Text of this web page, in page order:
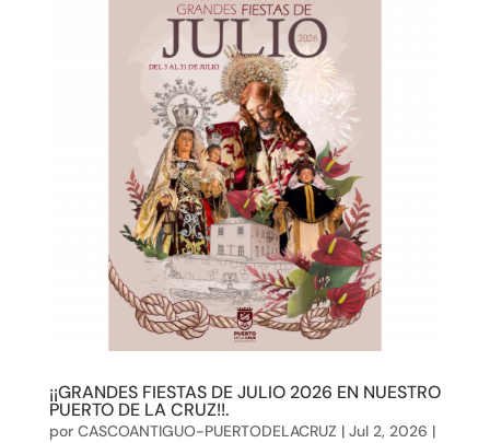
¡¡GRANDES FIESTAS DE JULIO 2026 EN NUESTRO
PUERTO DE LA CRUZ!!.
por CASCOANTIGUO-PUERTODELACRUZ | Jul 2, 2026 |